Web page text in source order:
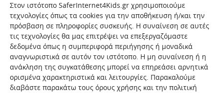
Στον ιστότοπο SaferInternet4Kids.gr χρησιμοποιούμε
τεχνολογίες όπως τα cookies για την αποθήκευση ή/και την
πρόσβαση σε πληροφορίες συσκευής. Η συναίνεση σε αυτές
τις τεχνολογίες θα μας επιτρέψει να επεξεργαζόμαστε
δεδομένα όπως η συμπεριφορά περιήγησης ή μοναδικά
αναγνωριστικά σε αυτόν τον ιστότοπο. Η μη συναίνεση ή η
ανάκληση της συγκατάθεσης μπορεί να επηρεάσει αρνητικά
ορισμένα χαρακτηριστικά και λειτουργίες. Παρακαλούμε
διαβάστε παρακάτω τους όρους χρήσης και την πολιτική